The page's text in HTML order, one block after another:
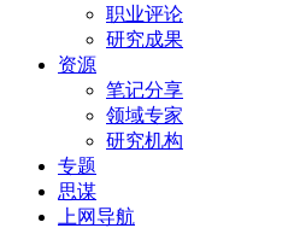
职业评论
研究成果
资源
笔记分享
领域专家
研究机构
专题
思谋
上网导航